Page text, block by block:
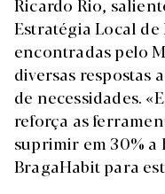
Estratégia Local
encontradas pelo
diversas respostas
de necessidades.
reforça as
suprimir em 30% a
BragaHabit para